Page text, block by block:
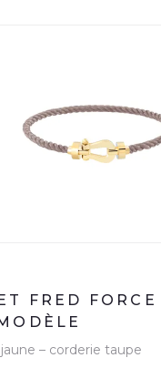
FRED FORCE
– corderie taupe